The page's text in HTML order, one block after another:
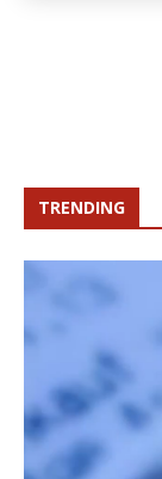
TRENDING